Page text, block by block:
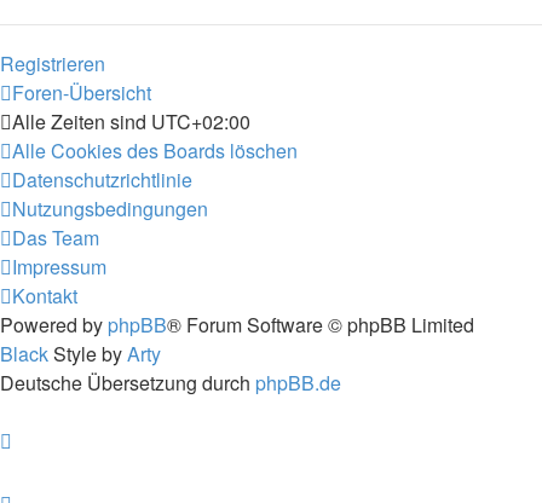
Registrieren
Foren-Übersicht
Alle Zeiten sind UTC+02:00
Alle Cookies des Boards löschen
Datenschutzrichtlinie
Nutzungsbedingungen
Das Team
Impressum
Kontakt
Powered by phpBB® Forum Software © phpBB Limited
BlackStyle byArty
Deutsche Übersetzung durch phpBB.de